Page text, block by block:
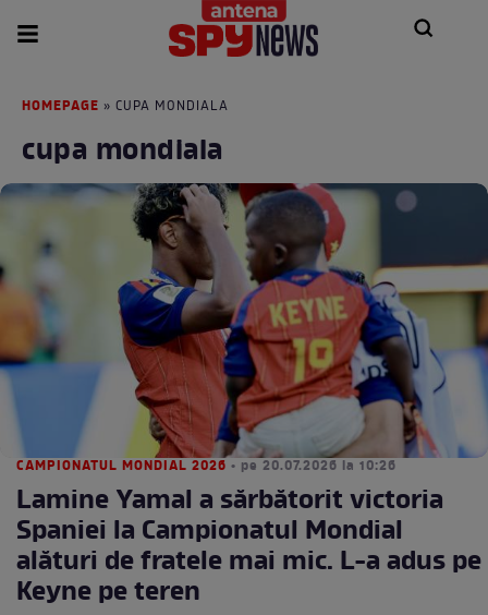
HOMEPAGE » CUPA MONDIALA
cupa mondiala
CAMPIONATUL MONDIAL 2026 • pe 20.07.2026 la 10:26
Lamine Yamal a sărbătorit victoria
Spaniei la Campionatul Mondial
alături de fratele mai mic. L-a adus pe
Keyne pe teren